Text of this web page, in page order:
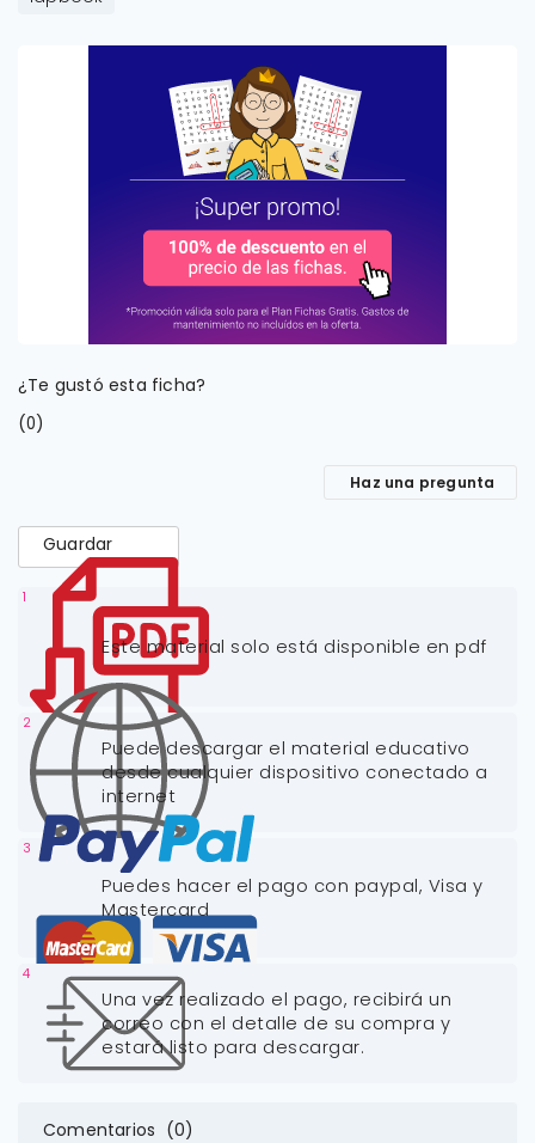
¿Te gustó esta ficha?
(0)
Haz una pregunta
Guardar
1
Este material solo está disponible en pdf
2
Puede descargar el material educativo
desde cualquier dispositivo conectado a
internet
3
Puedes hacer el pago con paypal, Visa y
Mastercard
4
Una vez realizado el pago, recibirá un
correo con el detalle de su compra y
estará listo para descargar.
Comentarios (0)